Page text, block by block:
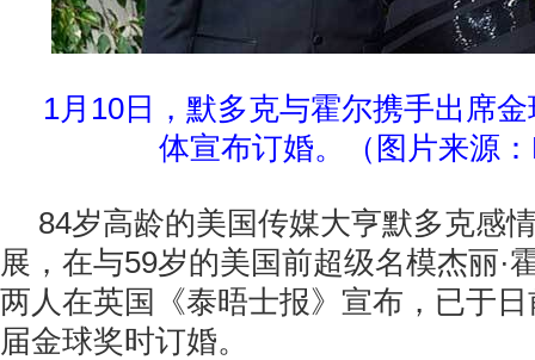
1月10日，默多克与霍尔携手出席
体宣布订婚。（图片来源
84岁高龄的美国传媒大亨默多克感
展，在与59岁的美国前超级名模杰丽·
两人在英国《泰晤士报》宣布，已于
届金球奖时订婚。